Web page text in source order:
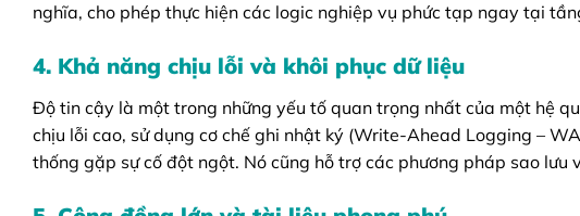
nghĩa, cho phép thực hiện các logic nghiệp vụ phức tạp ngay tại
4. Khả năng chịu lỗi và khôi phục dữ liệu
Độ tin cậy là một trong những yếu tố quan trọng nhất của một hệ
chịu lỗi cao, sử dụng cơ chế ghi nhật ký (Write-Ahead Logging –
thống gặp sự cố đột ngột. Nó cũng hỗ trợ các phương pháp sao lưu